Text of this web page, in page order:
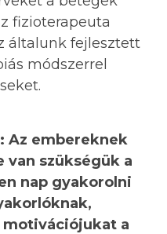
fizioterapeuta
általunk fejlesztett
módszerrel
Az embereknek
szükségük a
nap gyakorolni
a